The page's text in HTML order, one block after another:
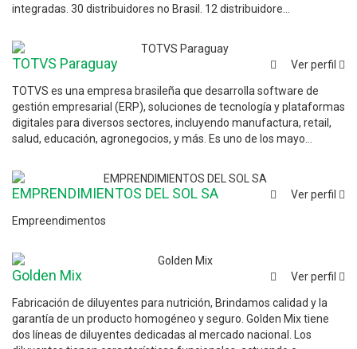
integradas. 30 distribuidores no Brasil. 12 distribuidore...
Ver perfil
TOTVS Paraguay
TOTVS es una empresa brasileña que desarrolla software de
gestión empresarial (ERP), soluciones de tecnología y plataformas
digitales para diversos sectores, incluyendo manufactura, retail,
salud, educación, agronegocios, y más. Es uno de los mayo...
Ver perfil
EMPRENDIMIENTOS DEL SOL SA
Empreendimentos
Ver perfil
Golden Mix
Fabricación de diluyentes para nutrición, Brindamos calidad y la
garantía de un producto homogéneo y seguro. Golden Mix tiene
dos líneas de diluyentes dedicadas al mercado nacional. Los